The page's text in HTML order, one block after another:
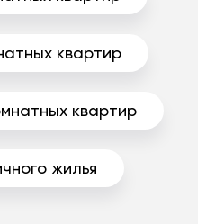
квартир
квартир
жилья